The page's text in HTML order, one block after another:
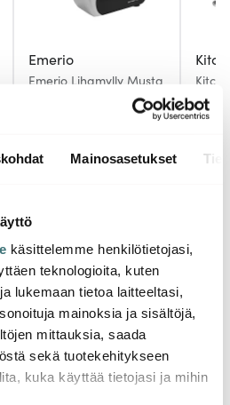
Mainosasetukset
käsittelemme henkilötietojasi,
teknologioita, kuten
lukemaan tietoa laitteeltasi,
mainoksia ja sisältöjä,
mittauksia, saada
sekä tuotekehitykseen
kuka käyttää tietojasi ja mihin
Emerio
Emerio Lihamylly Musta
myös näistä